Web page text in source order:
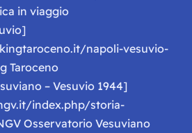
in viaggio
napoli-vesuvio-
Taroceno
– Vesuvio 1944]
index.php/storia-
Osservatorio Vesuviano